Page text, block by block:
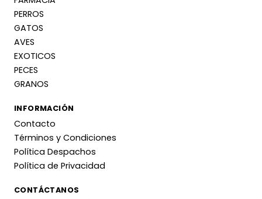
PERROS
GATOS
AVES
EXOTICOS
PECES
GRANOS
INFORMACIÓN
Contacto
Términos y Condiciones
Política Despachos
Política de Privacidad
CONTÁCTANOS